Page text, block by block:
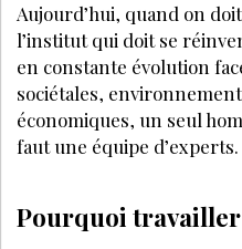
Aujourd’hui, quand on
l’institut qui doit se
en constante évolution
sociétales,
économiques, un seul
faut une équipe d’experts.
Pourquoi travailler